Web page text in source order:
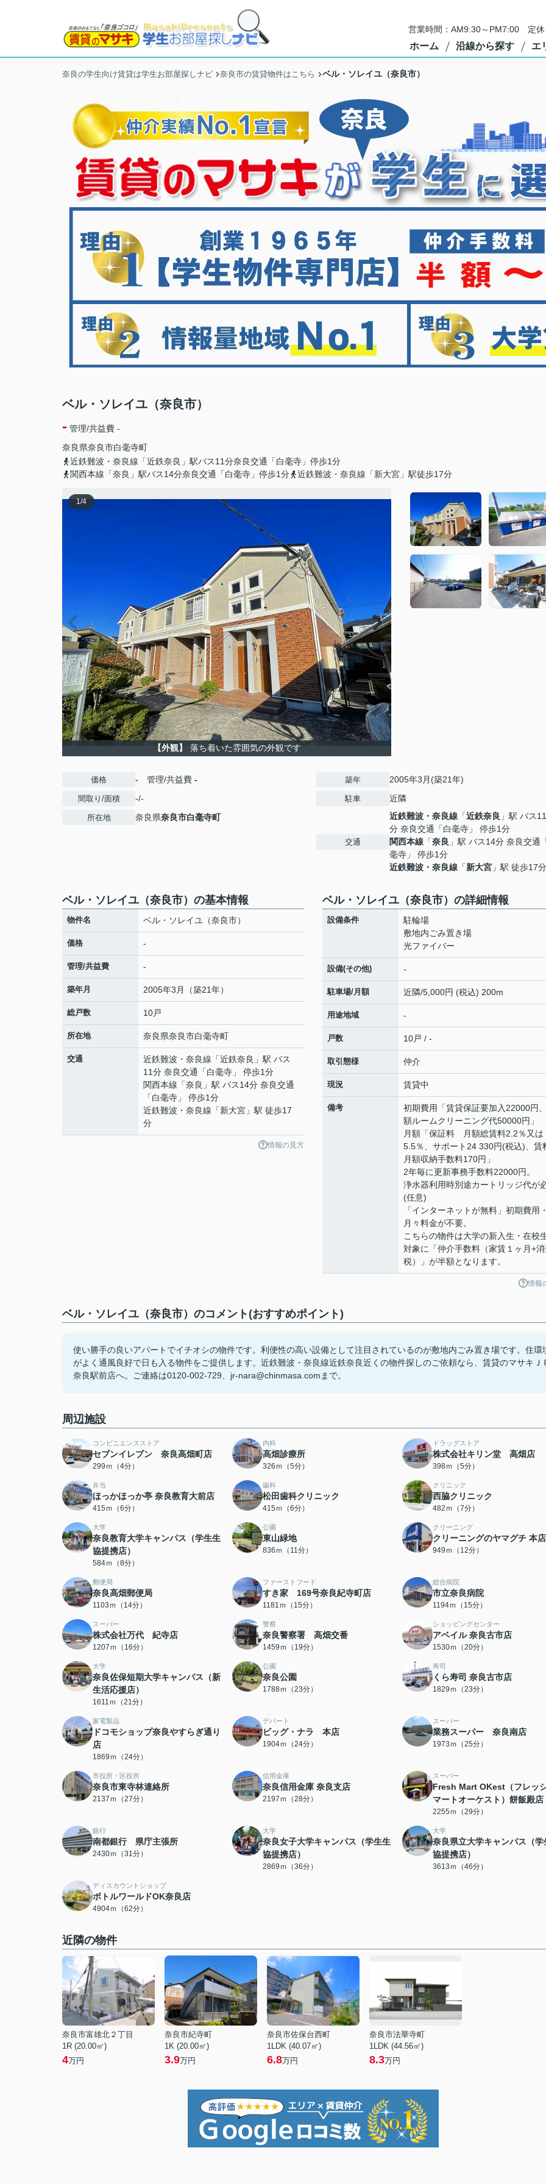
営業時間：AM9:30～PM7:00 定休
ホーム 沿線から探す エ
奈良の学生向け賃貸は学生お部屋探しナビ 奈良市の賃貸物件はこちら ベル・ソレイユ（奈良市）
ベル・ソレイユ（奈良市）
- 管理/共益費 -
奈良県奈良市白毫寺町
近鉄難波・奈良線「近鉄奈良」駅バス11分奈良交通「白毫寺」停歩1分
関西本線「奈良」駅バス14分奈良交通「白毫寺」停歩1分
近鉄難波・奈良線「新大宮」駅徒歩17分
1/4
【外観】 落ち着いた雰囲気の外観です
価格 - 管理/共益費 -
間取り/面積 -/-
所在地 奈良県奈良市白毫寺町
築年 2005年3月(築21年)
駐車 近隣
交通
近鉄難波・奈良線 「近鉄奈良 」駅 バス11
分 奈良交通「白毫寺」 停歩1分
関西本線 「奈良 」駅 バス14分 奈良交通
毫寺」 停歩1分
近鉄難波・奈良線 「新大宮 」駅 徒歩17分
ベル・ソレイユ（奈良市）の基本情報
物件名 ベル・ソレイユ（奈良市）
価格 -
管理/共益費 -
築年月 2005年3月（築21年）
総戸数 10戸
所在地 奈良県奈良市白毫寺町
交通 近鉄難波・奈良線 「近鉄奈良 」駅 バス
11分 奈良交通「白毫寺」 停歩1分
関西本線 「奈良 」駅 バス14分 奈良交通
「白毫寺」 停歩1分
近鉄難波・奈良線 「新大宮 」駅 徒歩17
分
情報の見方
ベル・ソレイユ（奈良市）の詳細情報
設備条件
駐輪場
敷地内ごみ置き場
光ファイバー
設備(その他) -
駐車場/月額 近隣/5,000円 (税込) 200m
用途地域 -
戸数 10戸 / -
取引態様 仲介
現況 賃貸中
備考
初期費用「賃貸保証要加入22000円
額ルームクリーニング代50000円」
月額「保証料 月額総賃料2.2％又は
5.5％、サポート24 330円(税込)、賃
月額収納手数料170円」
2年毎に更新事務手数料22000円。
浄水器利用時別途カートリッジ代が
(任意)
「インターネットが無料」初期費用
月々料金が不要。
こちらの物件は大学の新入生・在校
対象に「仲介手数料（家賃１ヶ月+
税）」が半額となります。
情報
ベル・ソレイユ（奈良市）のコメント(おすすめポイント)
使い勝手の良いアパートでイチオシの物件です。利便性の高い設備として注目されているのが敷地内ごみ置き場です。住環
がよく通風良好で日も入る物件をご提供します。近鉄難波・奈良線近鉄奈良近くの物件探しのご依頼なら、賃貸のマサキＪ
奈良駅前店へ。ご連絡は0120-002-729、jr-nara@chinmasa.comまで。
周辺施設
コンビニエンスストア
セブンイレブン 奈良高畑町店
299ｍ（4分）
内科
高畑診療所
326ｍ（5分）
ドラッグストア
株式会社キリン堂 高畑店
398ｍ（5分）
弁当
ほっかほっか亭 奈良教育大前店
415ｍ（6分）
歯科
松田歯科クリニック
415ｍ（6分）
クリニック
西脇クリニック
482ｍ（7分）
大学
奈良教育大学キャンパス（学生生
協提携店）
584ｍ（8分）
公園
東山緑地
836ｍ（11分）
クリーニング
クリーニングのヤマグチ 本店
949ｍ（12分）
郵便局
奈良高畑郵便局
1103ｍ（14分）
ファーストフード
すき家 169号奈良紀寺町店
1181ｍ（15分）
総合病院
市立奈良病院
1194ｍ（15分）
スーパー
株式会社万代 紀寺店
1207ｍ（16分）
警察
奈良警察署 高畑交番
1459ｍ（19分）
ショッピングセンター
アベイル 奈良古市店
1530ｍ（20分）
大学
奈良佐保短期大学キャンパス（新
生活応援店）
1611ｍ（21分）
公園
奈良公園
1788ｍ（23分）
寿司
くら寿司 奈良古市店
1829ｍ（23分）
家電製品
ドコモショップ奈良やすらぎ通り
店
1869ｍ（24分）
デパート
ビッグ・ナラ 本店
1904ｍ（24分）
スーパー
業務スーパー 奈良南店
1973ｍ（25分）
市役所・区役所
奈良市東寺林連絡所
2137ｍ（27分）
信用金庫
奈良信用金庫 奈良支店
2197ｍ（28分）
スーパー
Fresh Mart OKest（フレッ
マートオーケスト）餅飯殿店
2255ｍ（29分）
銀行
南都銀行 県庁主張所
2430ｍ（31分）
大学
奈良女子大学キャンパス（学生生
協提携店）
2869ｍ（36分）
大学
奈良県立大学キャンパス（学
協提携店）
3613ｍ（46分）
ディスカウントショップ
ボトルワールドOK奈良店
4904ｍ（62分）
近隣の物件
奈良市富雄北２丁目
1R (20.00㎡)
4万円
奈良市紀寺町
1K (20.00㎡)
3.9万円
奈良市佐保台西町
1LDK (40.07㎡)
6.8万円
奈良市法華寺町
1LDK (44.56㎡)
8.3万円